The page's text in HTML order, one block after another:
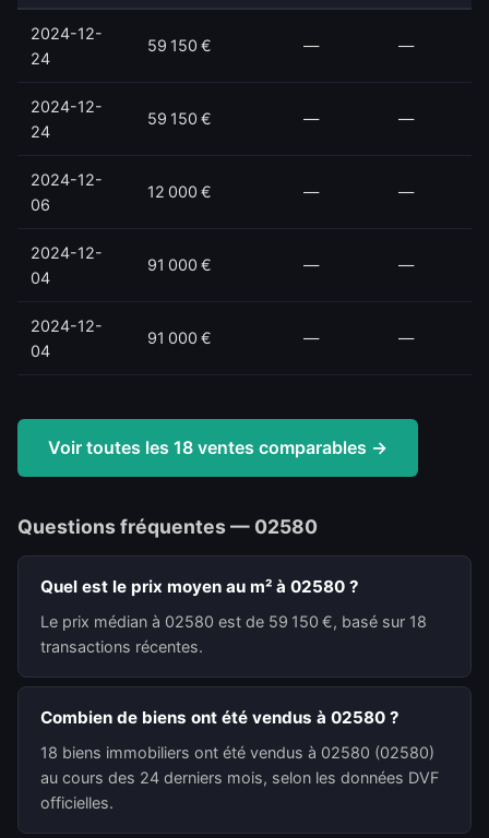
2024-12-
24
59 150 € — —
2024-12-
24
59 150 € — —
2024-12-
06
12 000 € — —
2024-12-
04
91 000 € — —
2024-12-
04
91 000 € — —
Voir toutes les 18 ventes comparables →
Questions fréquentes — 02580
Quel est le prix moyen au m² à 02580 ?
Le prix médian à 02580 est de 59 150 €, basé sur 18
transactions récentes.
Combien de biens ont été vendus à 02580 ?
18 biens immobiliers ont été vendus à 02580 (02580)
au cours des 24 derniers mois, selon les données DVF
officielles.